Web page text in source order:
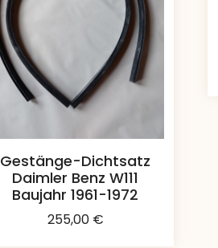
Gestänge-Dichtsatz
Daimler Benz W111
Baujahr 1961-1972
255,00 €